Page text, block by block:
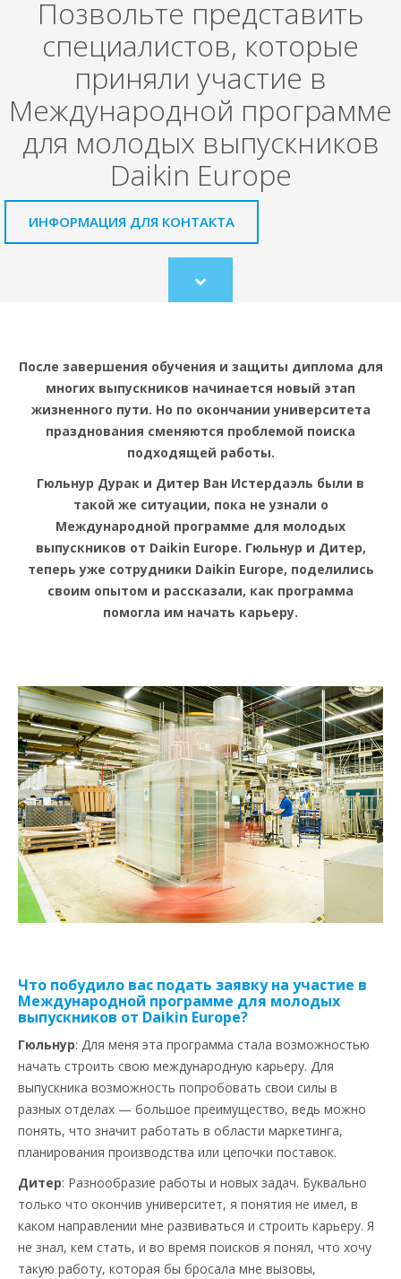
Позвольте представить
специалистов, которые
приняли участие в
Международной программе
для молодых выпускников
Daikin Europe
ИНФОРМАЦИЯ ДЛЯ КОНТАКТА
Scroll
to
После завершения обучения и защиты диплома для
многих выпускников начинается новый этап
жизненного пути. Но по окончании университета
празднования сменяются проблемой поиска
подходящей работы.
Гюльнур Дурак и Дитер Ван Истердаэль были в
такой же ситуации, пока не узнали о
Международной программе для молодых
выпускников от Daikin Europe. Гюльнур и Дитер,
теперь уже сотрудники Daikin Europe, поделились
своим опытом и рассказали, как программа
помогла им начать карьеру.
Что побудило вас подать заявку на участие в
Международной программе для молодых
выпускников от Daikin Europe?
Гюльнур: Для меня эта программа стала возможностью
начать строить свою международную карьеру. Для
выпускника возможность попробовать свои силы в
разных отделах — большое преимущество, ведь можно
понять, что значит работать в области маркетинга,
планирования производства или цепочки поставок.
Дитер: Разнообразие работы и новых задач. Буквально
только что окончив университет, я понятия не имел, в
каком направлении мне развиваться и строить карьеру. Я
не знал, кем стать, и во время поисков я понял, что хочу
такую работу, которая бы бросала мне вызовы,